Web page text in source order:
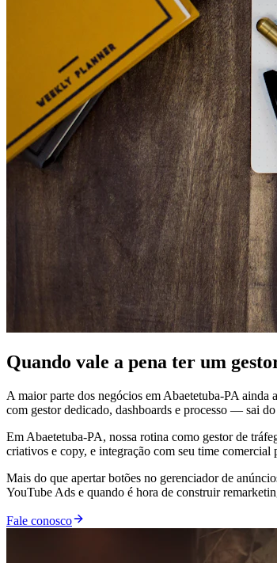
Quando vale a pena ter um
A maior parte dos negócios em Abaetetuba-PA
com gestor dedicado, dashboards e processo — sai
Em Abaetetuba-PA, nossa rotina como gestor de
criativos e copy, e integração com seu time
Mais do que apertar botões no gerenciador de
YouTube Ads e quando é hora de construir
Fale conosco